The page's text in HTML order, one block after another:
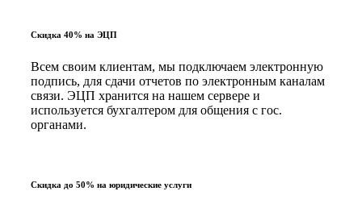
Скидка 40% на ЭЦП
Всем своим клиентам, мы подключаем электронную
подпись, для сдачи отчетов по электронным каналам
связи. ЭЦП хранится на нашем сервере и
используется бухгалтером для общения с гос.
органами.
Скидка до 50% на юридические услуги